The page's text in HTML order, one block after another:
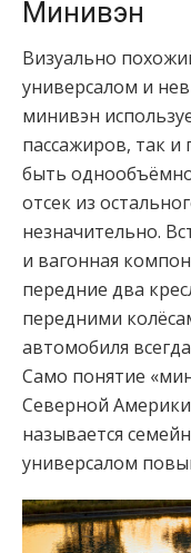
Минивэн
Визуально
универсалом и
минивэн
пассажиров, так
быть
отсек из
незначительно.
и вагонная
передние два
передними
автомобиля
Само понятие
Северной
называется
универсалом